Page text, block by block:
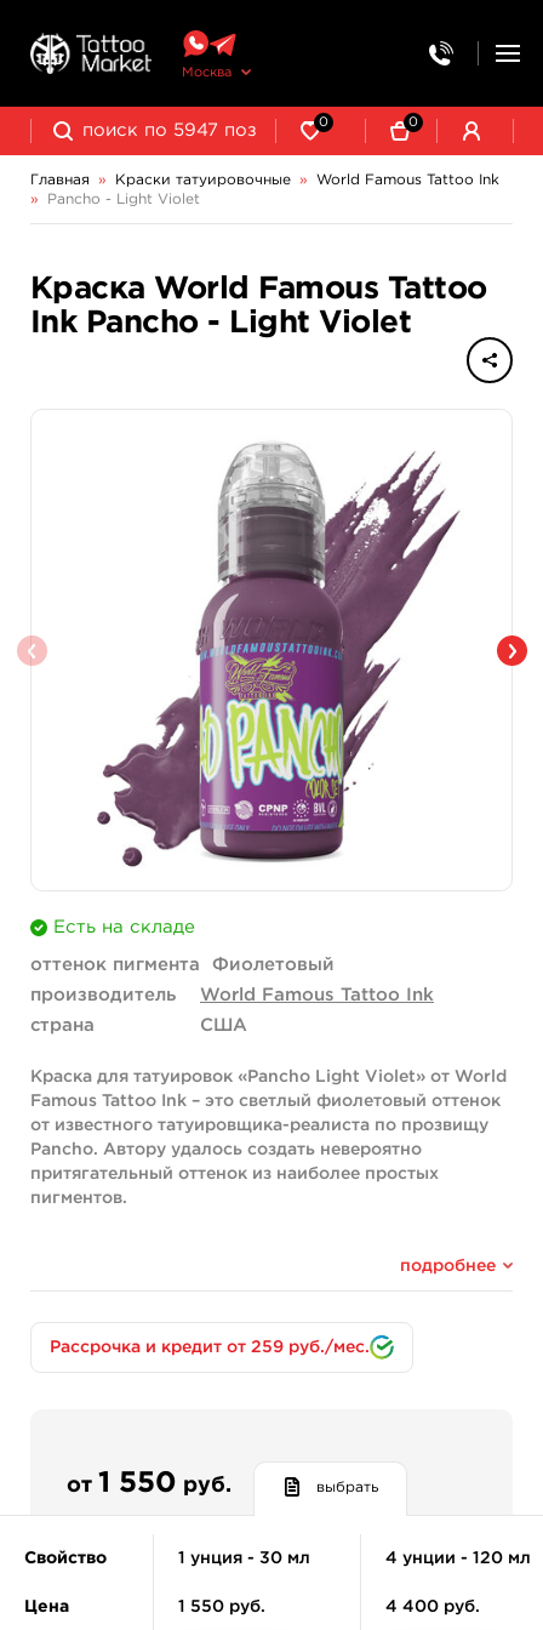
Москва
0 0
Главная » Краски татуировочные »
World Famous Tattoo Ink
»
Pancho - Light Violet
Краска World Famous Tattoo
Ink Pancho - Light Violet
Есть на складе
оттенок пигмента
Фиолетовый
производитель
World Famous Tattoo Ink
страна
США
Краска для татуировок «Pancho Light Violet» от World
Famous Tattoo Ink – это светлый фиолетовый оттенок
от известного татуировщика-реалиста по прозвищу
Pancho. Автору удалось создать невероятно
притягательный оттенок из наиболее простых
пигментов.
разном объеме – во флаконах по 15, 30, 60 и 120 мл.
Пигмент входит в сет:A.D. Pancho ProTeam Colorset 16
Состав:
Pigment Red 210 (CI 12477) Pigment White 6 (CI 77891)
Famous Tattoo Ink присутствуют безопасные
преимущество – долговечность и устойчивость к
однородными, производитель добавляет к пигментам
подробнее
Рассрочка и кредит от 259 руб./мес.
от 1 550 руб. выбрать
Свойство
Цена
1 унция - 30 мл
1 550 руб.
4 унции - 120 мл
4 400 руб.